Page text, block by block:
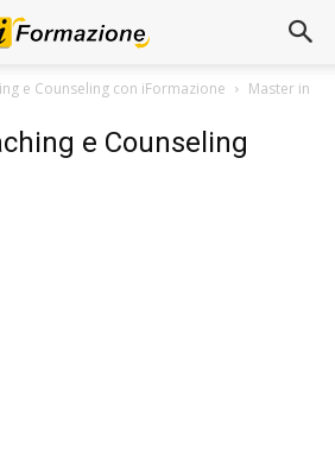
e Counseling con iFormazione
Master in
e Counseling